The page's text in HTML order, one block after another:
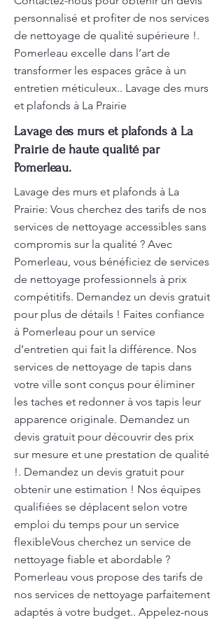
personnalisé et profiter de nos services
de nettoyage de qualité supérieure !.
Pomerleau excelle dans l’art de
transformer les espaces grâce à un
entretien méticuleux.. Lavage des murs
et plafonds à La Prairie
Lavage des murs et plafonds à La
Prairie de haute qualité par
Pomerleau.
Lavage des murs et plafonds à La
Prairie: Vous cherchez des tarifs de nos
services de nettoyage accessibles sans
compromis sur la qualité ? Avec
Pomerleau, vous bénéficiez de services
de nettoyage professionnels à prix
compétitifs. Demandez un devis gratuit
pour plus de détails ! Faites confiance
à Pomerleau pour un service
d’entretien qui fait la différence. Nos
services de nettoyage de tapis dans
votre ville sont conçus pour éliminer
les taches et redonner à vos tapis leur
apparence originale. Demandez un
devis gratuit pour découvrir des prix
sur mesure et une prestation de qualité
!. Demandez un devis gratuit pour
obtenir une estimation ! Nos équipes
qualifiées se déplacent selon votre
emploi du temps pour un service
flexibleVous cherchez un service de
nettoyage fiable et abordable ?
Pomerleau vous propose des tarifs de
nos services de nettoyage parfaitement
adaptés à votre budget.. Appelez-nous